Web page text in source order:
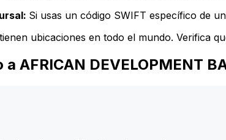
Si usas un código SWIFT específico de
ubicaciones en todo el mundo. Verifica
AFRICAN DEVELOPMENT